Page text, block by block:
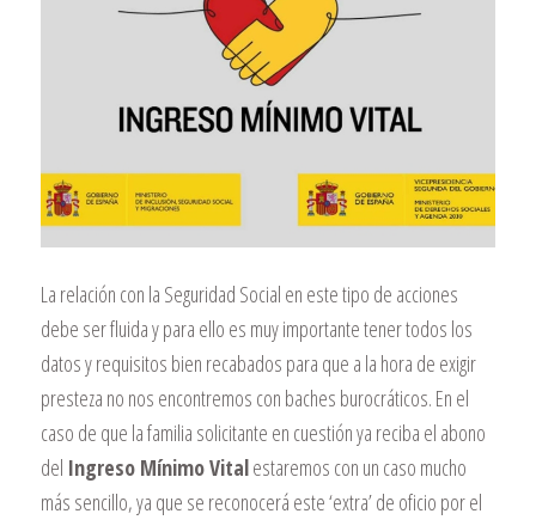
La relación con la Seguridad Social en este tipo de acciones
debe ser fluida y para ello es muy importante tener todos los
datos y requisitos bien recabados para que a la hora de exigir
presteza no nos encontremos con baches burocráticos. En el
caso de que la familia solicitante en cuestión ya reciba el abono
del Ingreso Mínimo Vitalestaremos con un caso mucho
más sencillo, ya que se reconocerá este ‘extra’ de oficio por el